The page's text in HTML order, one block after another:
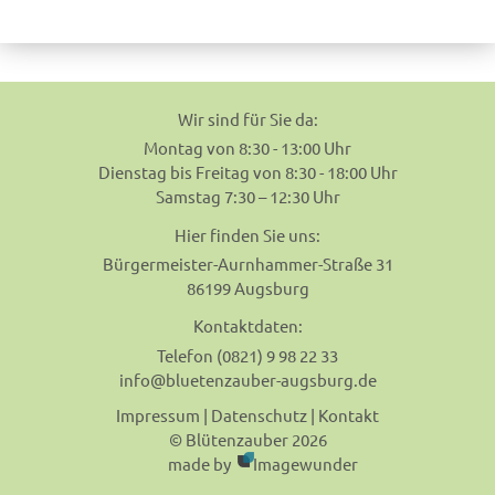
Wir sind für Sie da:
Montag von 8:30 - 13:00 Uhr
Dienstag bis Freitag von 8:30 - 18:00 Uhr
Samstag 7:30 – 12:30 Uhr
Hier finden Sie uns:
Bürgermeister-Aurnhammer-Straße 31
86199 Augsburg
Kontaktdaten:
Telefon (0821) 9 98 22 33
info@bluetenzauber-augsburg.de
Impressum | Datenschutz | Kontakt
© Blütenzauber 2026
made by
Imagewunder